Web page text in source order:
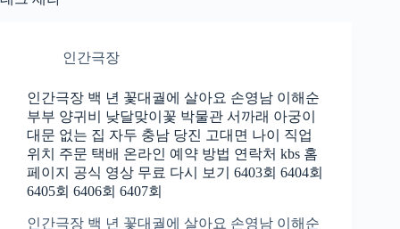
뛰
인간극장
인간극장 백 년 꽃대궐에 살아요 손영남 이해순
부부 양귀비 낮달맞이꽃 박물관 서까래 아궁이
대문 없는 집 자두 충남 당진 고대면 나이 직업
위치 주문 택배 온라인 예약 방법 연락처 kbs 홈
페이지 공식 영상 무료 다시 보기 6403회 6404회
6405회 6406회 6407회
인간극장 백 년 꽃대궐에 살아요 손영남 이해순